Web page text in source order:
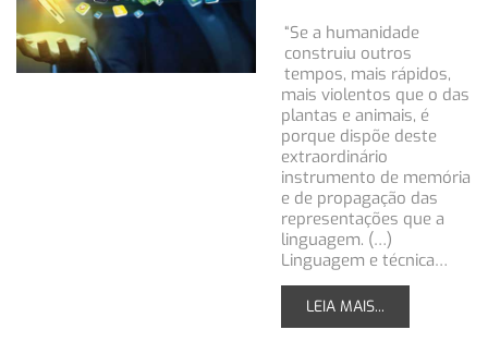
“Se a humanidade
construiu outros
tempos, mais rápidos,
mais violentos que o das
plantas e animais, é
porque dispõe deste
extraordinário
instrumento de memória
e de propagação das
representações que a
linguagem. (…)
Linguagem e técnica…
LEIA MAIS...